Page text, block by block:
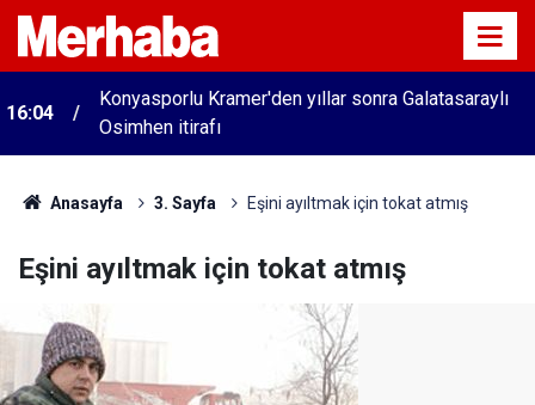
16:04
Konyasporlu Kramer'den yıllar sonra Galatasaraylı
Osimhen itirafı
Anasayfa 3. Sayfa Eşini ayıltmak için tokat atmış
Eşini ayıltmak için tokat atmış